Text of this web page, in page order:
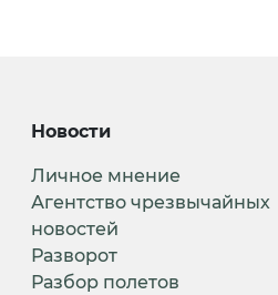
Новости
Личное мнение
Агентство чрезвычайных
новостей
Разворот
Разбор полетов